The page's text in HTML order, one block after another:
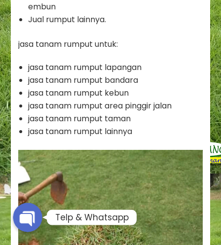
embun
Jual rumput lainnya.
jasa tanam rumput untuk:
jasa tanam rumput lapangan
jasa tanam rumput bandara
jasa tanam rumput kebun
jasa tanam rumput area pinggir jalan
jasa tanam rumput taman
jasa tanam rumput lainnya
Phone
Whatsapp
Telp & Whatsapp